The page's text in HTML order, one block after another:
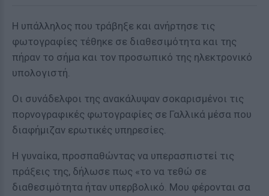
Η υπάλληλος που τράβηξε και ανήρτησε τις
φωτογραφίες τέθηκε σε διαθεσιμότητα και της
πήραν το σήμα και τον προσωπικό της ηλεκτρονικό
υπολογιστή.
Οι συνάδελφοι της ανακάλυψαν σοκαρισμένοι τις
πορνογραφικές φωτογραφίες σε Γαλλικά μέσα που
διαφήμιζαν ερωτικές υπηρεσίες.
Η γυναίκα, προσπαθώντας να υπερασπιστεί τις
πράξεις της, δήλωσε πως «το να τεθώ σε
διαθεσιμότητα ήταν υπερβολικό. Μου φέρονται σα